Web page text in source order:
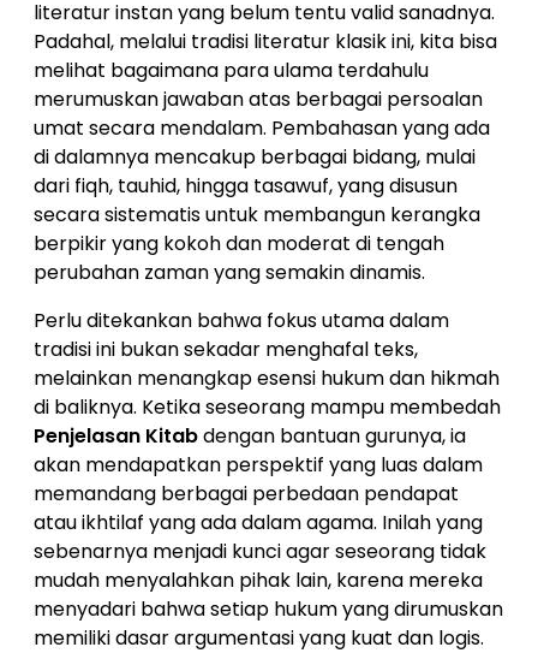
literatur instan yang belum tentu valid sanadnya.
Padahal, melalui tradisi literatur klasik ini, kita bisa
melihat bagaimana para ulama terdahulu
merumuskan jawaban atas berbagai persoalan
umat secara mendalam. Pembahasan yang ada
di dalamnya mencakup berbagai bidang, mulai
dari fiqh, tauhid, hingga tasawuf, yang disusun
secara sistematis untuk membangun kerangka
berpikir yang kokoh dan moderat di tengah
perubahan zaman yang semakin dinamis.
Perlu ditekankan bahwa fokus utama dalam
tradisi ini bukan sekadar menghafal teks,
melainkan menangkap esensi hukum dan hikmah
di baliknya. Ketika seseorang mampu membedah
Penjelasan Kitabdengan bantuan gurunya, ia
akan mendapatkan perspektif yang luas dalam
memandang berbagai perbedaan pendapat
atau ikhtilaf yang ada dalam agama. Inilah yang
sebenarnya menjadi kunci agar seseorang tidak
mudah menyalahkan pihak lain, karena mereka
menyadari bahwa setiap hukum yang dirumuskan
memiliki dasar argumentasi yang kuat dan logis.